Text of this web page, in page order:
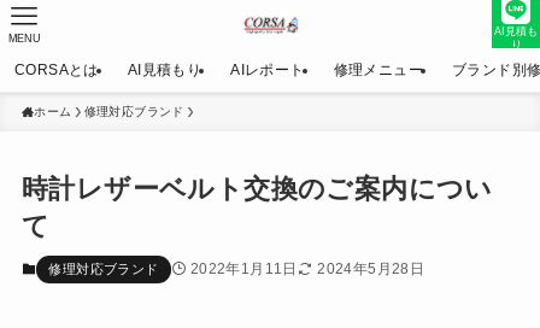
AI見積も
り
MENU
CORSAとは AI見積もり AIレポート 修理メニュー ブランド別
ホーム 修理対応ブランド
時計レザーベルト交換のご案内につい
て
修理対応ブランド 2022年1月11日 2024年5月28日